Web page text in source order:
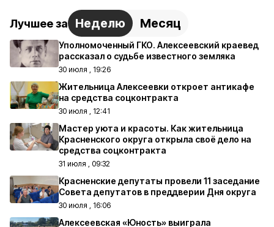
Лучшее за Неделю Месяц
Уполномоченный ГКО. Алексеевский краевед
рассказал о судьбе известного земляка
30 июля , 19:26
Жительница Алексеевки откроет антикафе
на средства соцконтракта
30 июля , 12:41
Мастер уюта и красоты. Как жительница
Красненского округа открыла своё дело на
средства соцконтракта
31 июля , 09:32
Красненские депутаты провели 11 заседание
Совета депутатов в преддверии Дня округа
30 июля , 16:06
Алексеевская «Юность» выиграла